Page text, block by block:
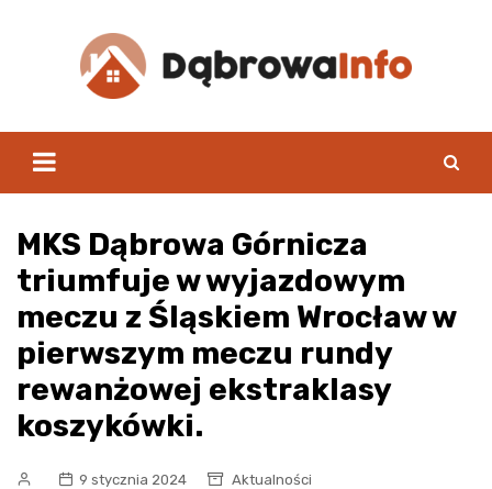
MKS Dąbrowa Górnicza
triumfuje w wyjazdowym
meczu z Śląskiem Wrocław w
pierwszym meczu rundy
rewanżowej ekstraklasy
koszykówki.
9 stycznia 2024 Aktualności